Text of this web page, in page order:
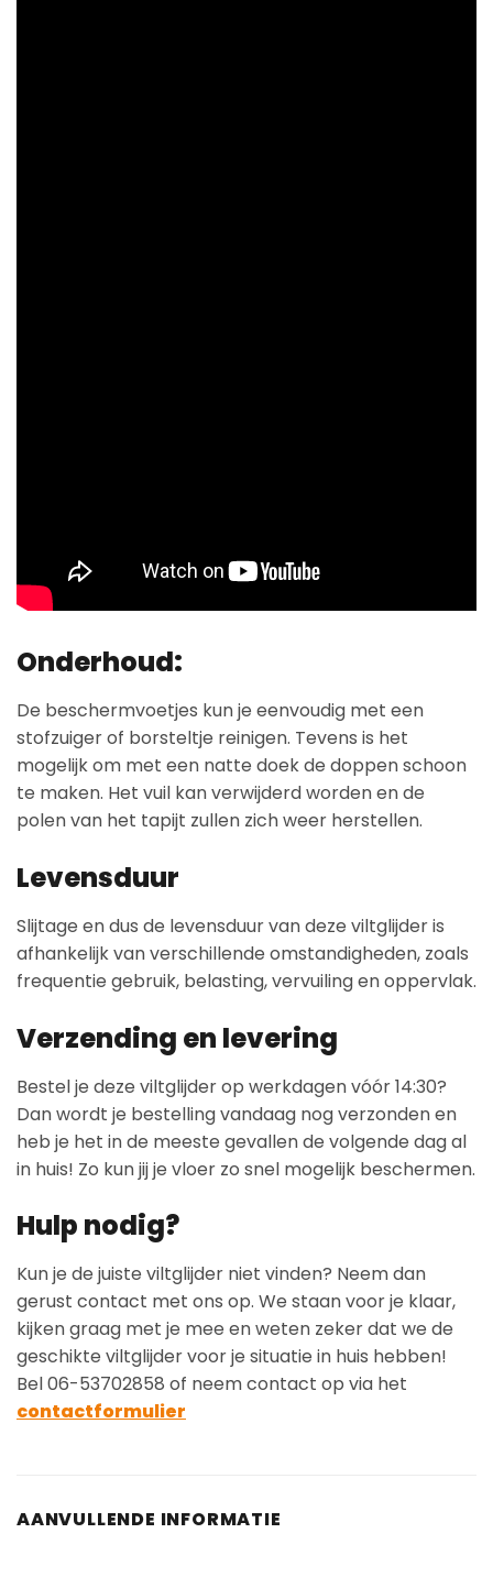
Onderhoud:
De beschermvoetjes kun je eenvoudig met een
stofzuiger of borsteltje reinigen. Tevens is het
mogelijk om met een natte doek de doppen schoon
te maken. Het vuil kan verwijderd worden en de
polen van het tapijt zullen zich weer herstellen.
Levensduur
Slijtage en dus de levensduur van deze viltglijder is
afhankelijk van verschillende omstandigheden, zoals
frequentie gebruik, belasting, vervuiling en oppervlak.
Verzending en levering
Bestel je deze viltglijder op werkdagen vóór 14:30?
Dan wordt je bestelling vandaag nog verzonden en
heb je het in de meeste gevallen de volgende dag al
in huis! Zo kun jij je vloer zo snel mogelijk beschermen.
Hulp nodig?
Kun je de juiste viltglijder niet vinden? Neem dan
gerust contact met ons op. We staan voor je klaar,
kijken graag met je mee en weten zeker dat we de
geschikte viltglijder voor je situatie in huis hebben!
Bel 06-53702858 of neem contact op via het
contactformulier
AANVULLENDE INFORMATIE